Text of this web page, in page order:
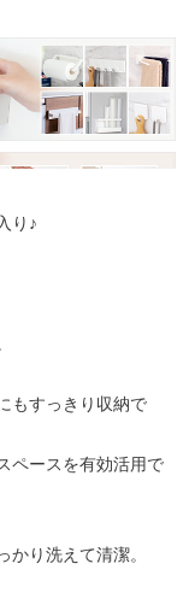
り♪
もすっきり収納で
ペースを有効活用で
り洗えて清潔。